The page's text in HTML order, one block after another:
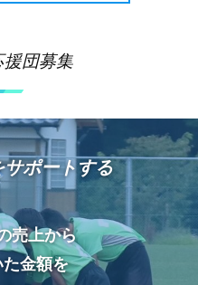
援団募集
ポートする
売上から
金額を